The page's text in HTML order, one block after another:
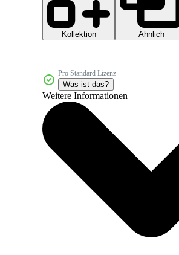
Kollektion
Ähnlich
Pro Standard Lizenz
Was ist das?
Weitere Informationen